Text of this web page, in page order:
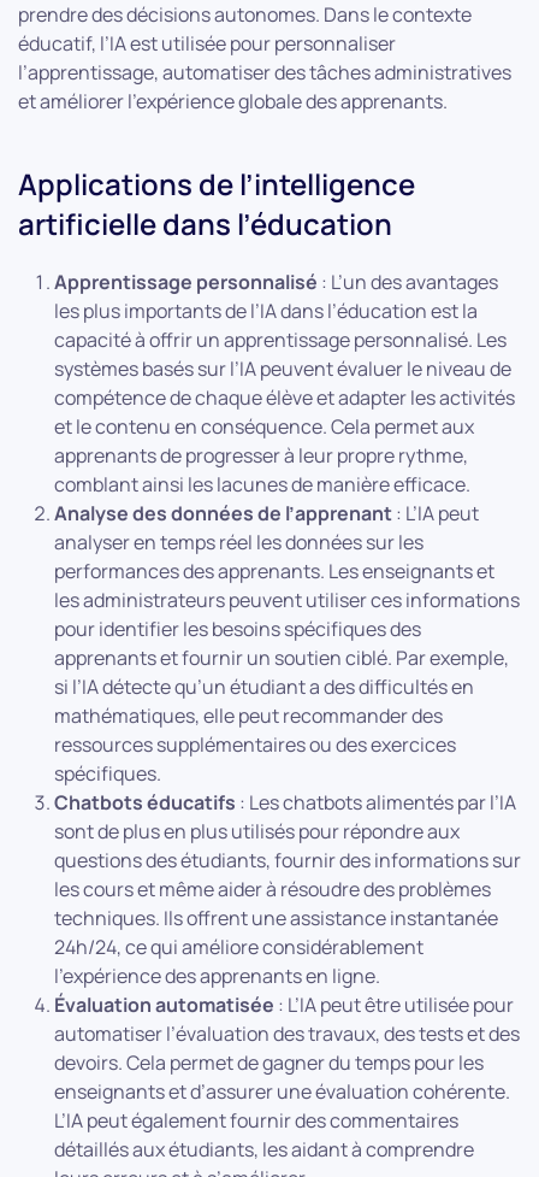
prendre des décisions autonomes. Dans le contexte
éducatif, l’IA est utilisée pour personnaliser
l’apprentissage, automatiser des tâches administratives
et améliorer l’expérience globale des apprenants.
Applications de l’intelligence
artificielle dans l’éducation
Apprentissage personnalisé : L’un des avantages
les plus importants de l’IA dans l’éducation est la
capacité à offrir un apprentissage personnalisé. Les
systèmes basés sur l’IA peuvent évaluer le niveau de
compétence de chaque élève et adapter les activités
et le contenu en conséquence. Cela permet aux
apprenants de progresser à leur propre rythme,
comblant ainsi les lacunes de manière efficace.
Analyse des données de l’apprenant: L’IA peut
analyser en temps réel les données sur les
performances des apprenants. Les enseignants et
les administrateurs peuvent utiliser ces informations
pour identifier les besoins spécifiques des
apprenants et fournir un soutien ciblé. Par exemple,
si l’IA détecte qu’un étudiant a des difficultés en
mathématiques, elle peut recommander des
ressources supplémentaires ou des exercices
spécifiques.
Chatbots éducatifs : Les chatbots alimentés par l’IA
sont de plus en plus utilisés pour répondre aux
questions des étudiants, fournir des informations sur
les cours et même aider à résoudre des problèmes
techniques. Ils offrent une assistance instantanée
24h/24, ce qui améliore considérablement
l’expérience des apprenants en ligne.
Évaluation automatisée : L’IA peut être utilisée pour
automatiser l’évaluation des travaux, des tests et des
devoirs. Cela permet de gagner du temps pour les
enseignants et d’assurer une évaluation cohérente.
L’IA peut également fournir des commentaires
détaillés aux étudiants, les aidant à comprendre